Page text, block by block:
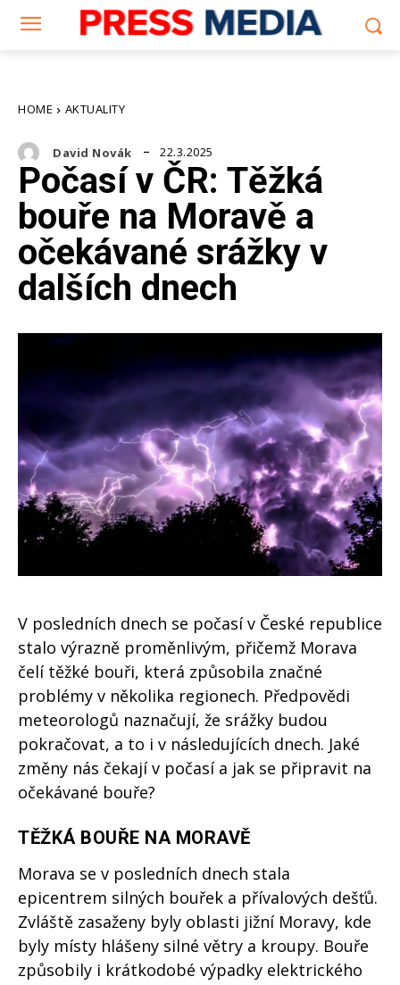
HOME AKTUALITY
David Novák 22.3.2025
Počasí v ČR: Těžká
bouře na Moravě a
očekávané srážky v
dalších dnech
V posledních dnech se počasí v České republice
stalo výrazně proměnlivým, přičemž Morava
čelí těžké bouři, která způsobila značné
problémy v několika regionech. Předpovědi
meteorologů naznačují, že srážky budou
pokračovat, a to i v následujících dnech. Jaké
změny nás čekají v počasí a jak se připravit na
očekávané bouře?
TĚŽKÁ BOUŘE NA MORAVĚ
Morava se v posledních dnech stala
epicentrem silných bouřek a přívalových dešťů.
Zvláště zasaženy byly oblasti jižní Moravy, kde
byly místy hlášeny silné větry a kroupy. Bouře
způsobily i krátkodobé výpadky elektrického